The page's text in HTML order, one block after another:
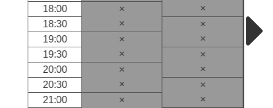
18:00
×
×
18:30
×
×
19:00
×
×
19:30
×
×
20:00
×
×
20:30
×
×
21:00
×
×